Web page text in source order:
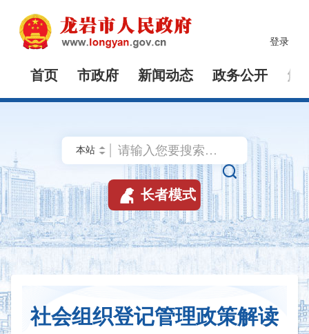
登录
首页 市政府 新闻动态 政务公开 解

 长者模式
社会组织登记管理政策解读